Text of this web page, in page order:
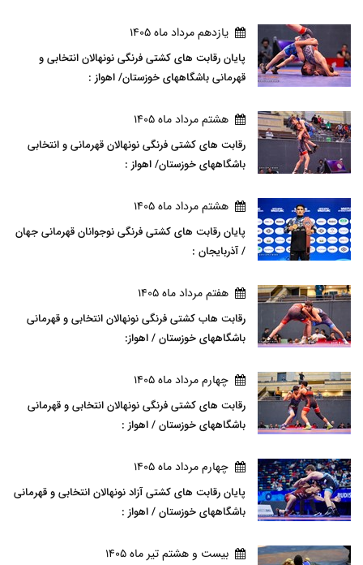
يازدهم مرداد ماه 1405
پایان رقابت های کشتی فرنگی نونهالان انتخابی و
قهرمانی باشگاههای خوزستان/ اهواز :
هشتم مرداد ماه 1405
رقابت های کشتی فرنگی نونهالان قهرمانی و انتخابی
باشگاههای خوزستان/ اهواز :
هشتم مرداد ماه 1405
پایان رقابت های کشتی فرنگی نوجوانان قهرمانی جهان
/ آذربایجان :
هفتم مرداد ماه 1405
رقابت هاب کشتی فرنگی نونهالان انتخابی و قهرمانی
باشگاههای خوزستان / اهواز:
چهارم مرداد ماه 1405
رقابت های کشتی فرنگی نونهالان انتخابی و قهرمانی
باشگاههای خوزستان / اهواز :
چهارم مرداد ماه 1405
پایان رقابت های کشتی آزاد نونهالان انتخابی و قهرمانی
باشگاههای خوزستان / اهواز :
بيست و هشتم تير ماه 1405